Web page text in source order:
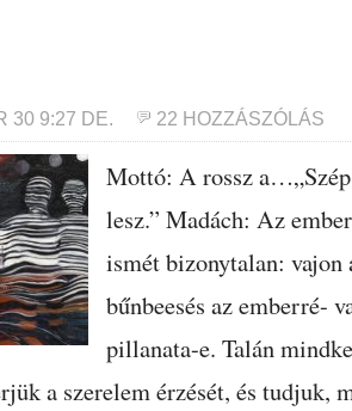
30 9:27 DE. 22 HOZZÁSZÓLÁS
Mottó: A rossz
lesz.” Madách: Az
ismét bizonytalan: vajon
bűnbeesés az emberré-
pillanata-e. Talán
a szerelem érzését, és tudjuk,